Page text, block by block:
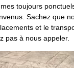
toujours
Sachez que
et le
pas à nous appeler.